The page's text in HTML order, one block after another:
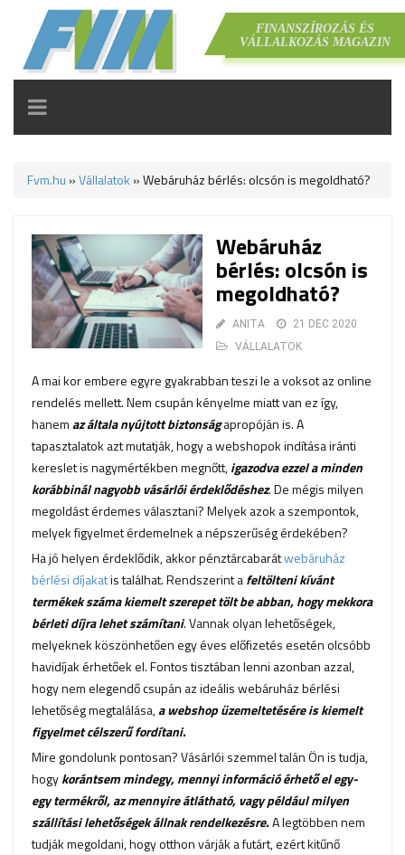
FINANSZÍROZÁS ÉS
VÁLLALKOZÁS MAGAZIN
TOGGLE
NAVIGATION
Fvm.hu »Vállalatok »Webáruház bérlés: olcsón is megoldható?
Webáruház
bérlés: olcsón is
megoldható?
ANITA
21 DEC 2020
VÁLLALATOK
A mai kor embere egyre gyakrabban teszi le a voksot az online
rendelés mellett. Nem csupán kényelme miatt van ez így,
hanemaz általa nyújtott biztonságapropóján is. A
tapasztalatok azt mutatják, hogy a webshopok indítása iránti
kereslet is nagymértékben megnőtt,igazodva ezzel a minden
korábbinál nagyobb vásárlói érdeklődéshez. De mégis milyen
megoldást érdemes választani? Melyek azok a szempontok,
melyek figyelmet érdemelnek a népszerűség érdekében?
Ha jó helyen érdeklődik, akkor pénztárcabarátwebáruház
bérlési díjakatis találhat. Rendszerint afeltölteni kívánt
termékek száma kiemelt szerepet tölt be abban, hogy mekkora
bérleti díjra lehet számítani. Vannak olyan lehetőségek,
melyeknek köszönhetően egy éves előfizetés esetén olcsóbb
havidíjak érhetőek el. Fontos tisztában lenni azonban azzal,
hogy nem elegendő csupán az ideális webáruház bérlési
lehetőség megtalálása,a webshop üzemeltetésére is kiemelt
figyelmet célszerű fordítani.
Mire gondolunk pontosan? Vásárlói szemmel talán Ön is tudja,
hogykorántsem mindegy, mennyi információ érhető el egy-
egy termékről, az mennyire átlátható, vagy például milyen
szállítási lehetőségek állnak rendelkezésre.A legtöbben nem
tudják megoldani, hogy otthon várják a futárt, ezért kitűnő